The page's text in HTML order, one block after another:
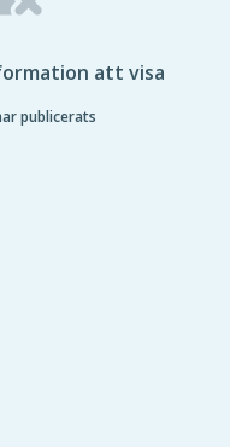
att visa
publicerats